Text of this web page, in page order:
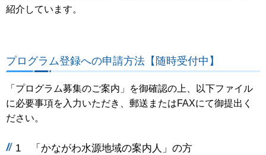
紹介しています。
プログラム登録への申請方法【随時受付中】
「プログラム募集のご案内」を御確認の上、以下ファイル
に必要事項を入力いただき、郵送またはFAXにて御提出く
ださい。
1 「かながわ水源地域の案内人」の方